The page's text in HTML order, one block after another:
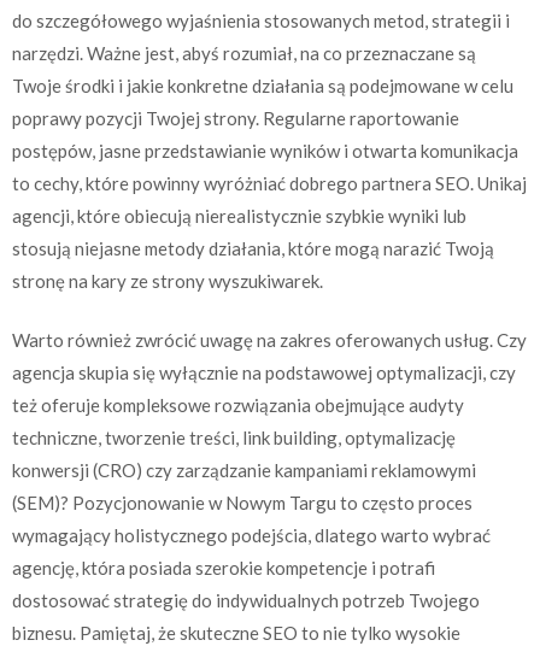
do szczegółowego wyjaśnienia stosowanych metod, strategii i
narzędzi. Ważne jest, abyś rozumiał, na co przeznaczane są
Twoje środki i jakie konkretne działania są podejmowane w celu
poprawy pozycji Twojej strony. Regularne raportowanie
postępów, jasne przedstawianie wyników i otwarta komunikacja
to cechy, które powinny wyróżniać dobrego partnera SEO. Unikaj
agencji, które obiecują nierealistycznie szybkie wyniki lub
stosują niejasne metody działania, które mogą narazić Twoją
stronę na kary ze strony wyszukiwarek.
Warto również zwrócić uwagę na zakres oferowanych usług. Czy
agencja skupia się wyłącznie na podstawowej optymalizacji, czy
też oferuje kompleksowe rozwiązania obejmujące audyty
techniczne, tworzenie treści, link building, optymalizację
konwersji (CRO) czy zarządzanie kampaniami reklamowymi
(SEM)? Pozycjonowanie w Nowym Targu to często proces
wymagający holistycznego podejścia, dlatego warto wybrać
agencję, która posiada szerokie kompetencje i potrafi
dostosować strategię do indywidualnych potrzeb Twojego
biznesu. Pamiętaj, że skuteczne SEO to nie tylko wysokie